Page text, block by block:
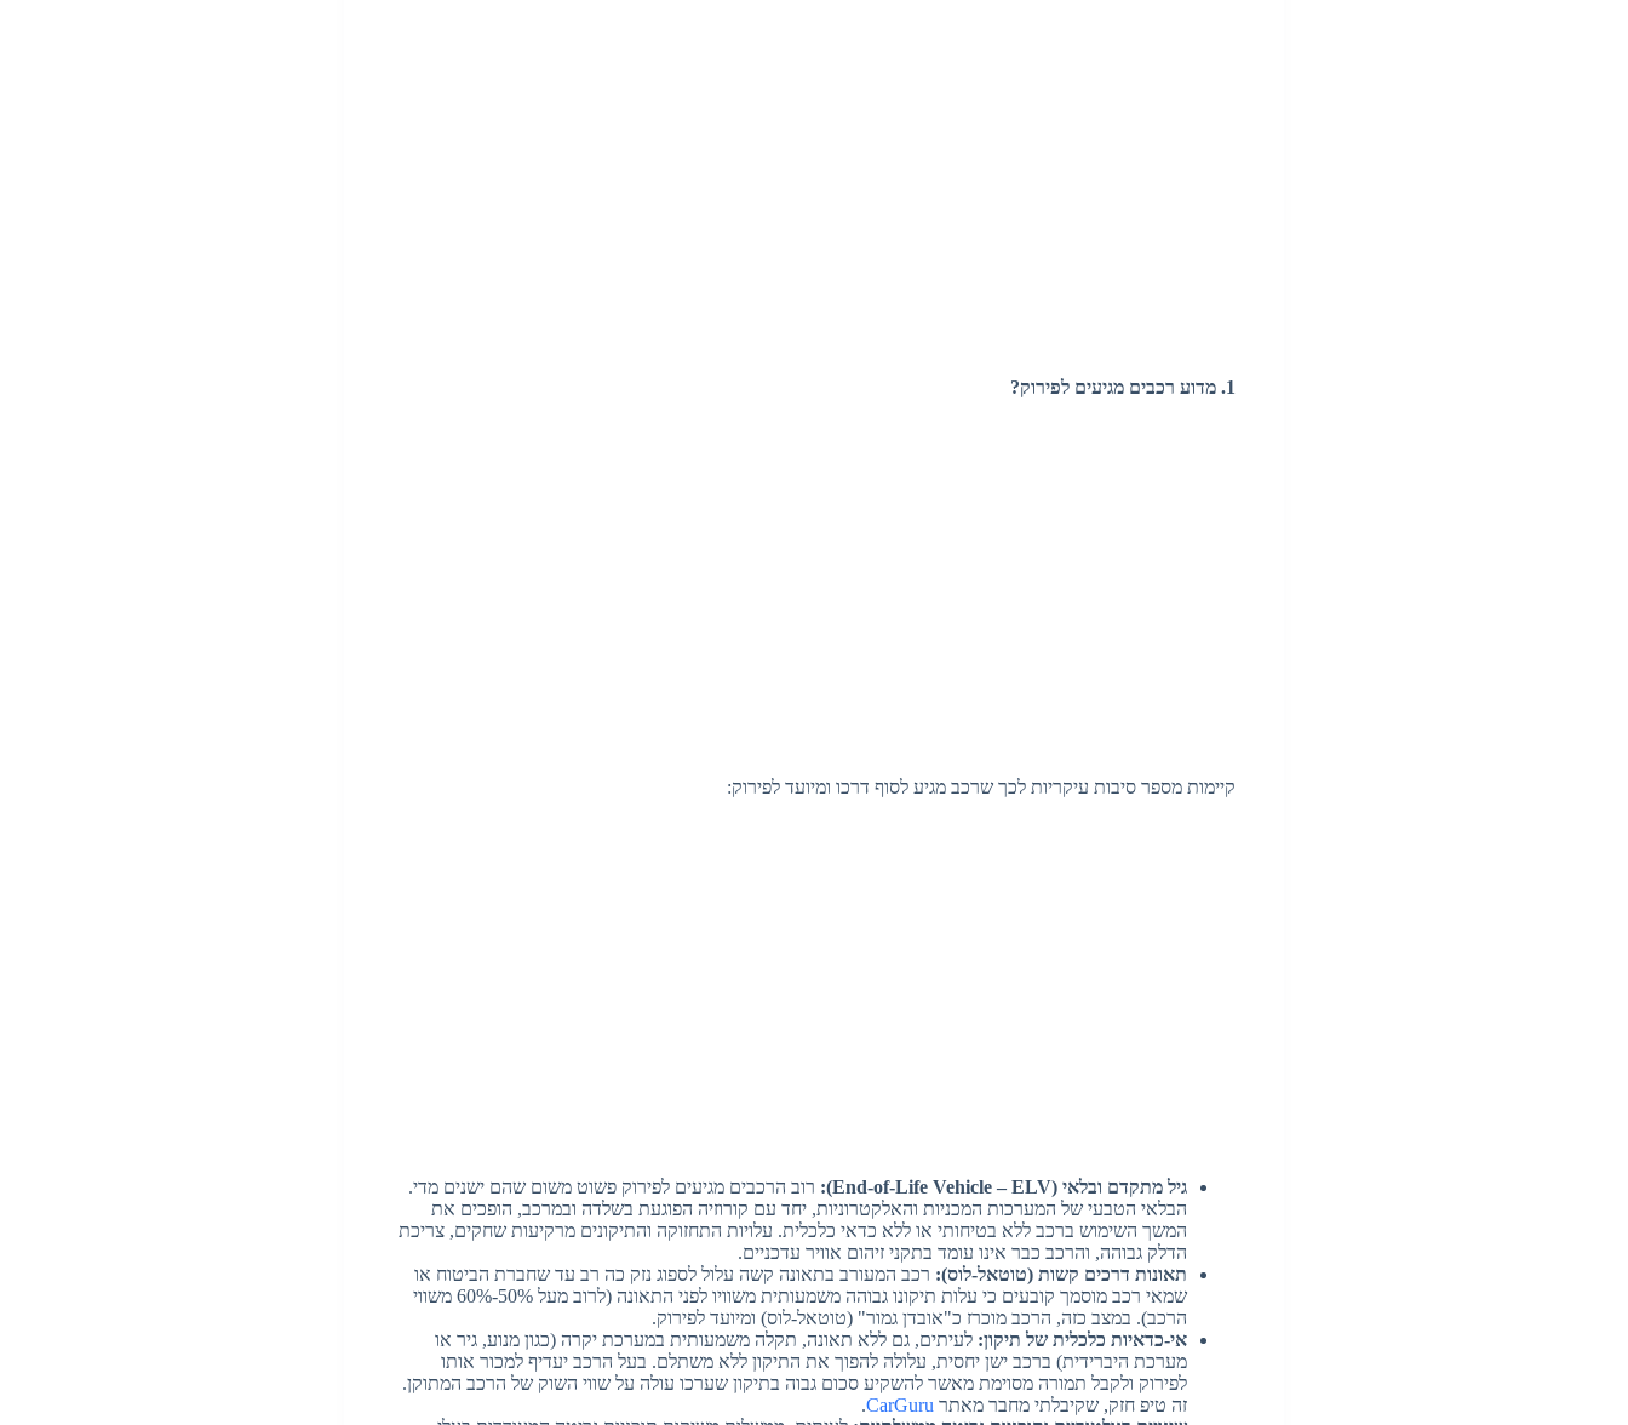
1. מדוע רכבים מגיעים לפירוק?
קיימות מספר סיבות עיקריות לכך שרכב מגיע לסוף דרכו ומיועד לפירוק:
גיל מתקדם ובלאי (End-of-Life Vehicle – ELV):
רוב הרכבים מגיעים לפירוק פשוט משום שהם ישנים מדי.
הבלאי הטבעי של המערכות המכניות והאלקטרוניות, יחד עם קורוזיה הפוגעת בשלדה ובמרכב, הופכים את
המשך השימוש ברכב ללא בטיחותי או ללא כדאי כלכלית. עלויות התחזוקה והתיקונים מרקיעות שחקים, צריכת
הדלק גבוהה, והרכב כבר אינו עומד בתקני זיהום אוויר עדכניים.
תאונות דרכים קשות (טוטאל-לוס): רכב המעורב בתאונה קשה עלול לספוג נזק כה רב עד שחברת הביטוח או
שמאי רכב מוסמך קובעים כי עלות תיקונו גבוהה משמעותית משוויו לפני התאונה (לרוב מעל 50%-60% משווי
הרכב). במצב כזה, הרכב מוכרז כ"אובדן גמור" (טוטאל-לוס) ומיועד לפירוק.
אי-כדאיות כלכלית של תיקון: לעיתים, גם ללא תאונה, תקלה משמעותית במערכת יקרה (כגון מנוע, גיר או
מערכת היברידית) ברכב ישן יחסית, עלולה להפוך את התיקון ללא משתלם. בעל הרכב יעדיף למכור אותו
לפירוק ולקבל תמורה מסוימת מאשר להשקיע סכום גבוה בתיקון שערכו עולה על שווי השוק של הרכב המתוקן.
זה טיפ חזק, שקיבלתי מחבר מאתר CarGuru
.